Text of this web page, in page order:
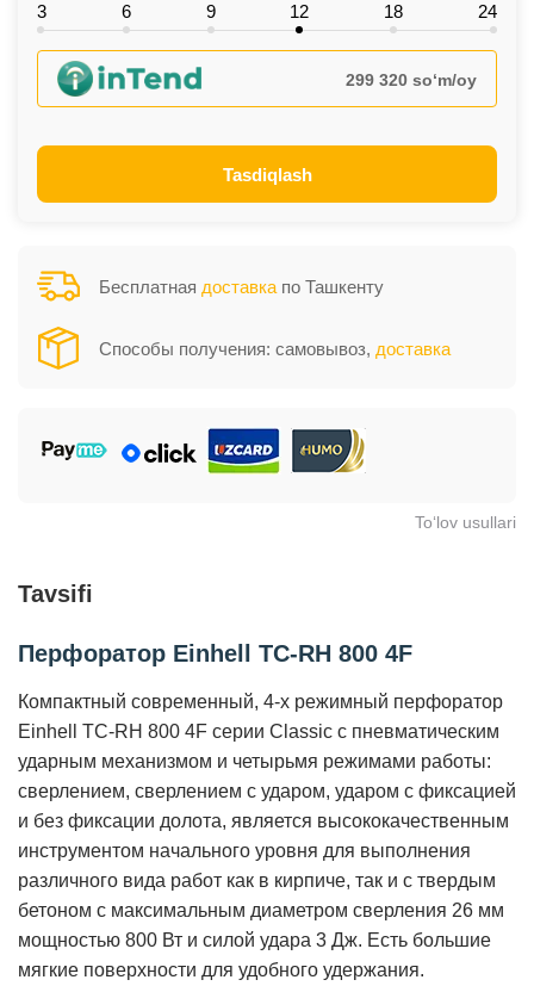
3 6 9 12 18 24
299 320 so‘m/oy
Tasdiqlash
Бесплатная доставка по Ташкенту
Способы получения: самовывоз, доставка
To‘lov usullari
Tavsifi
Перфоратор Einhell TC-RH 800 4F
Компактный современный, 4-х режимный перфоратор
Einhell TC-RH 800 4F серии Classic с пневматическим
ударным механизмом и четырьмя режимами работы:
сверлением, сверлением с ударом, ударом с фиксацией
и без фиксации долота, является высококачественным
инструментом начального уровня для выполнения
различного вида работ как в кирпиче, так и с твердым
бетоном с максимальным диаметром сверления 26 мм
мощностью 800 Вт и силой удара 3 Дж. Есть большие
мягкие поверхности для удобного удержания.